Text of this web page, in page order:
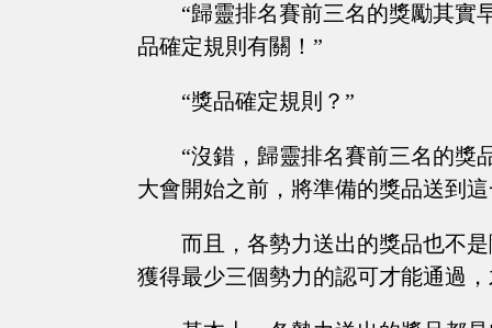
“歸靈排名賽前三名的獎勵其實
品確定規則有關！”
“獎品確定規則？”
“沒錯，歸靈排名賽前三名的獎
大會開始之前，將準備的獎品送到
而且，各勢力送出的獎品也不
獲得最少三個勢力的認可才能通過